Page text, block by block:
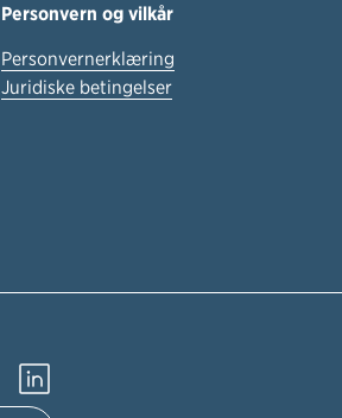
Personvern og vilkår
Personvernerklæring
Juridiske betingelser